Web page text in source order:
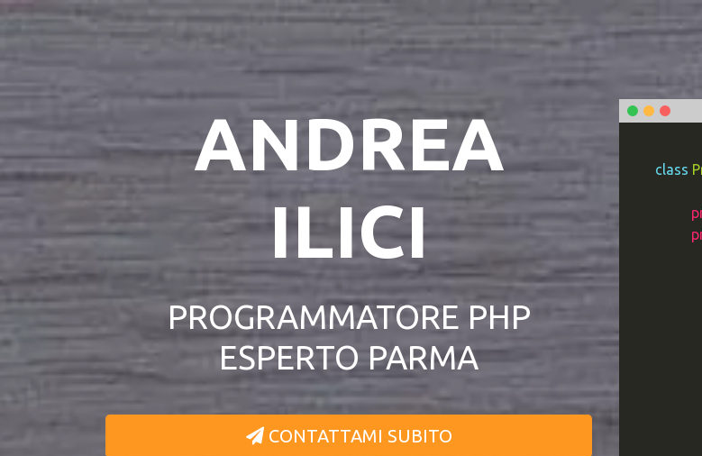
class
ANDREA
ILICI
PROGRAMMATORE PHP
ESPERTO PARMA
CONTATTAMI SUBITO